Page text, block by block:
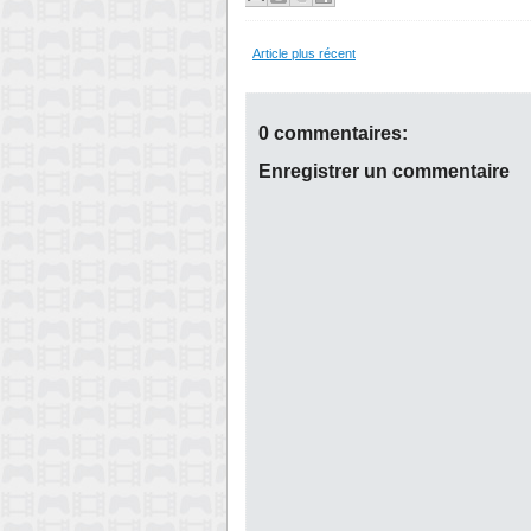
Article plus récent
0 commentaires:
Enregistrer un commentaire